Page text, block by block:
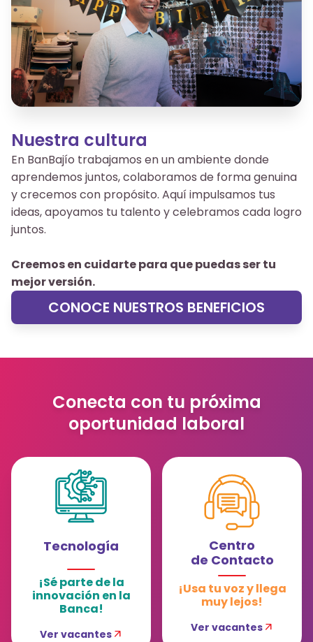
Nuestra cultura
En BanBajío trabajamos en un ambiente donde
aprendemos juntos, colaboramos de forma genuina
y crecemos con propósito. Aquí impulsamos tus
ideas, apoyamos tu talento y celebramos cada logro
juntos.
Creemos en cuidarte para que puedas ser tu
mejor versión.
CONOCE NUESTROS BENEFICIOS
Conecta con tu próxima
oportunidad laboral
Tecnología
¡Sé parte de la
innovación en la
Banca!
Ver vacantesarrow_outward
Centro
de Contacto
¡Usa tu voz y llega
muy lejos!
Ver vacantesarrow_outward